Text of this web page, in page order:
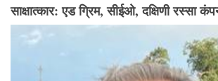
साक्षात्कार: एड ग्रिम, सीईओ, दक्षिणी रस्सा